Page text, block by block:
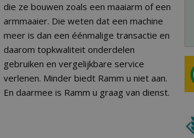
die ze bouwen zoals een maaiarm of een
armmaaier. Die weten dat een machine
meer is dan een éénmalige transactie en
daarom topkwaliteit onderdelen
gebruiken en vergelijkbare service
verlenen. Minder biedt Ramm u niet aan.
En daarmee is Ramm u graag van dienst.